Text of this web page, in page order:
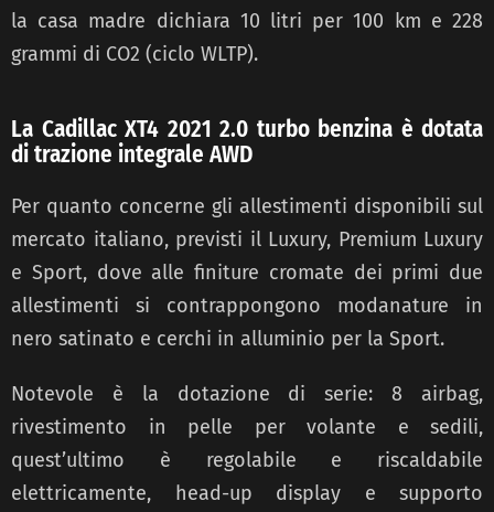
la casa madre dichiara 10 litri per 100 km e 228
grammi di CO2 (ciclo WLTP).
La Cadillac XT4 2021 2.0 turbo benzina è dotata
di trazione integrale AWD
Per quanto concerne gli allestimenti disponibili sul
mercato italiano, previsti il Luxury, Premium Luxury
e Sport, dove alle finiture cromate dei primi due
allestimenti si contrappongono modanature in
nero satinato e cerchi in alluminio per la Sport.
Notevole è la dotazione di serie: 8 airbag,
rivestimento in pelle per volante e sedili,
quest’ultimo è regolabile e riscaldabile
elettricamente, head-up display e supporto